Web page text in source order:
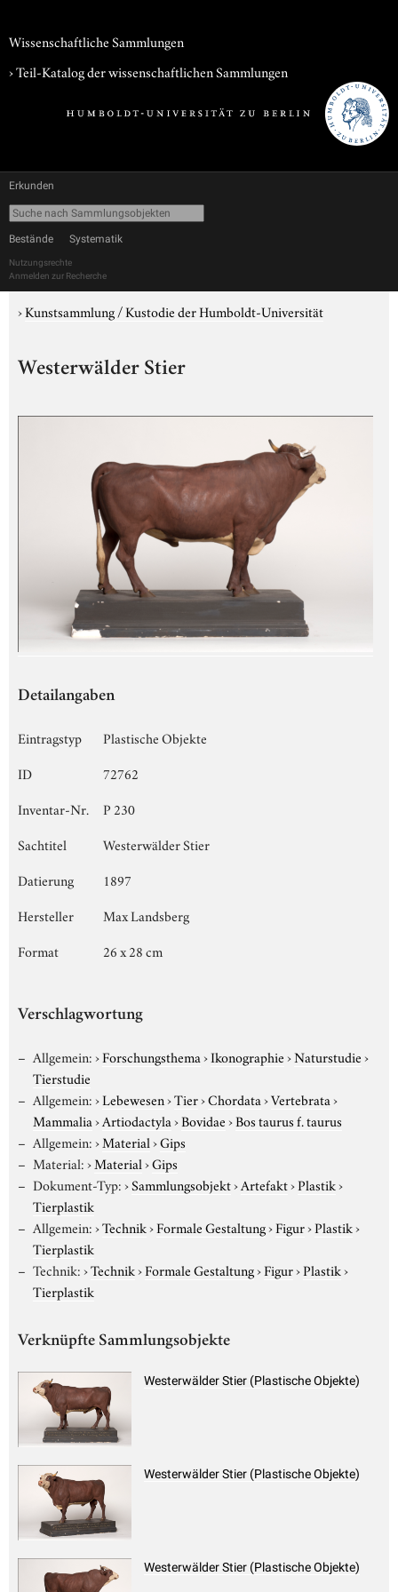
Wissenschaftliche Sammlungen
› Teil-Katalog der wissenschaftlichen Sammlungen
Erkunden
Bestände Systematik
Nutzungsrechte
Anmelden zur Recherche
›Kunstsammlung / Kustodie der Humboldt-Universität
Westerwälder Stier
Detailangaben
Eintragstyp
Plastische Objekte
ID
72762
Inventar-Nr.
P 230
Sachtitel
Westerwälder Stier
Datierung
1897
Hersteller
Max Landsberg
Format
26 x 28 cm
Verschlagwortung
Allgemein:›Forschungsthema›Ikonographie›Naturstudie›
Tierstudie
Allgemein:›Lebewesen›Tier›Chordata›Vertebrata›
Mammalia›Artiodactyla›Bovidae›Bos taurus f. taurus
Allgemein:›Material›Gips
Material:›Material›Gips
Dokument-Typ:›Sammlungsobjekt›Artefakt›Plastik›
Tierplastik
Allgemein:›Technik›Formale Gestaltung›Figur›Plastik›
Tierplastik
Technik:›Technik›Formale Gestaltung›Figur›Plastik›
Tierplastik
Verknüpfte Sammlungsobjekte
Westerwälder Stier (Plastische Objekte)
Westerwälder Stier (Plastische Objekte)
Westerwälder Stier (Plastische Objekte)